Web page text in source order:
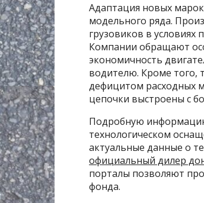
Адаптация новых
модельного ряда.
грузовиков в условиях
Компании обращают
экономичность
водителю. Кроме того,
дефицитом расходных
цепочки выстроены с
Подробную
технологическом
актуальные данные о
официальный дилер
порталы позволяют
фонда.